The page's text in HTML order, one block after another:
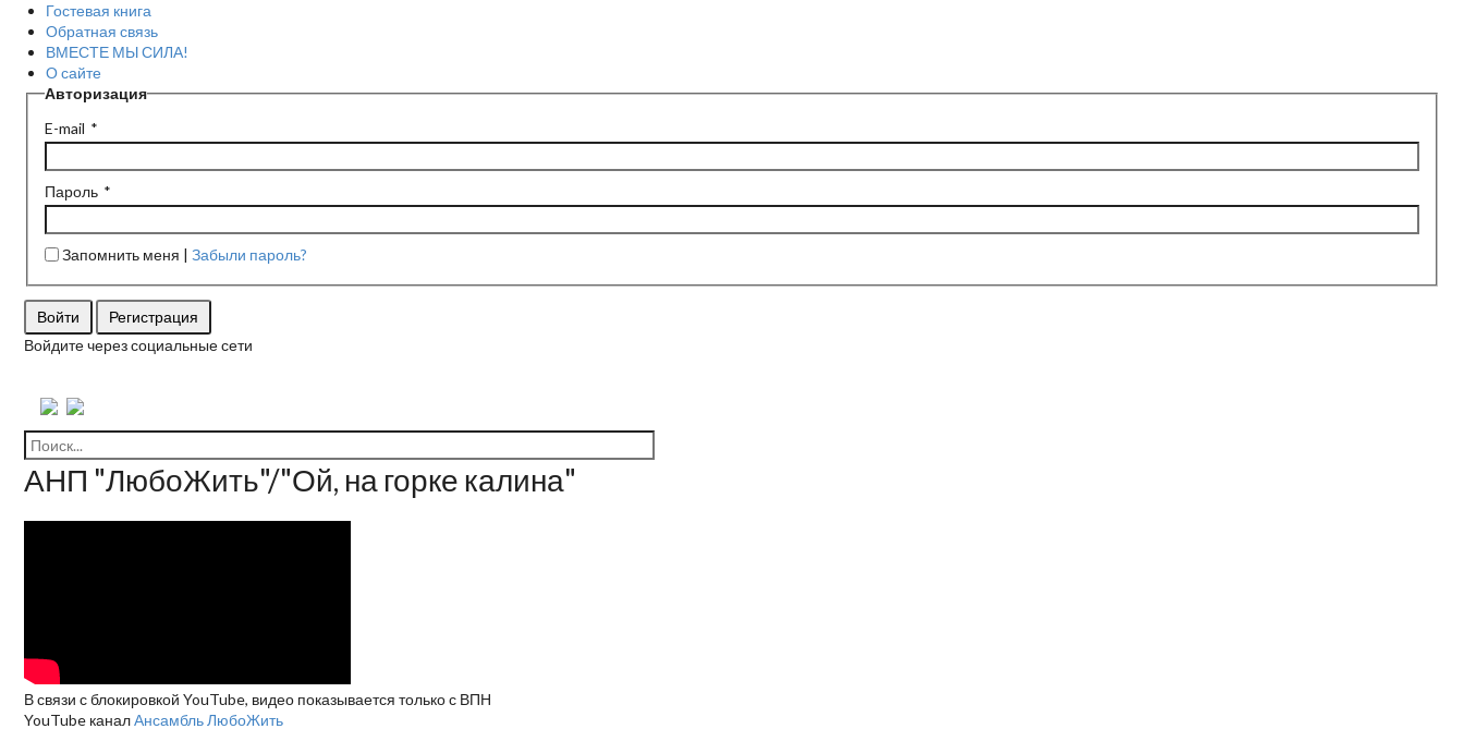
Гостевая книга
Обратная связь
ВМЕСТЕ МЫ СИЛА!
О сайте
Авторизация
E-mail
Пароль
Запомнить меня Забыли пароль?
Войти Регистрация
Войдите через социальные сети
АНП "ЛюбоЖить"/"Ой, на горке калина"
В связи с блокировкой YouTube, видео показывается только с ВПН
YouTube каналАнсамбль ЛюбоЖить